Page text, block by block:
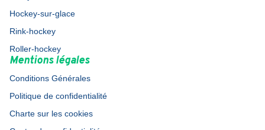
Hockey-sur-glace
Rink-hockey
Roller-hockey
Mentions légales
Conditions Générales
Politique de confidentialité
Charte sur les cookies